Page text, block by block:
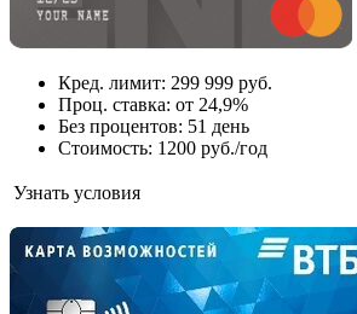
Кред. лимит: 299 999 руб.
Проц. ставка: от 24,9%
Без процентов: 51 день
Стоимость: 1200 руб./год
Узнать условия